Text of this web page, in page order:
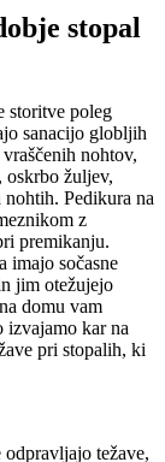
stopal
storitve poleg
sanacijo globljih
nohtov,
oskrbo žuljev,
Pedikura na
z
premikanju.
imajo sočasne
jim otežujejo
domu vam
izvajamo kar na
pri stopalih, ki
težave,